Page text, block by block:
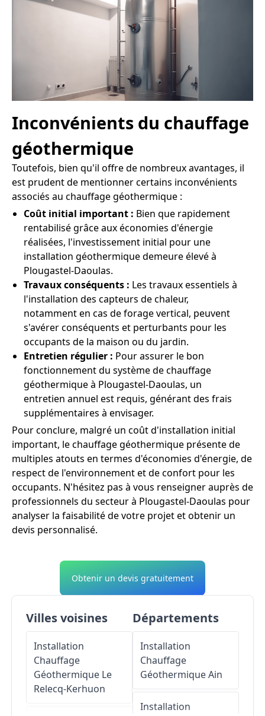
Inconvénients du chauffage
géothermique
Toutefois, bien qu'il offre de nombreux avantages, il
est prudent de mentionner certains inconvénients
associés au chauffage géothermique :
Coût initial important : Bien que rapidement
rentabilisé grâce aux économies d'énergie
réalisées, l'investissement initial pour une
installation géothermique demeure élevé à
Plougastel-Daoulas.
Travaux conséquents : Les travaux essentiels à
l'installation des capteurs de chaleur,
notamment en cas de forage vertical, peuvent
s'avérer conséquents et perturbants pour les
occupants de la maison ou du jardin.
Entretien régulier : Pour assurer le bon
fonctionnement du système de chauffage
géothermique à Plougastel-Daoulas, un
entretien annuel est requis, générant des frais
supplémentaires à envisager.
Pour conclure, malgré un coût d'installation initial
important, le chauffage géothermique présente de
multiples atouts en termes d'économies d'énergie, de
respect de l'environnement et de confort pour les
occupants. N'hésitez pas à vous renseigner auprès de
professionnels du secteur à Plougastel-Daoulas pour
analyser la faisabilité de votre projet et obtenir un
devis personnalisé.
Obtenir un devis gratuitement
Villes voisines
Installation
Chauffage
Géothermique Le
Relecq-Kerhuon
Départements
Installation
Chauffage
GéothermiqueAin
Installation